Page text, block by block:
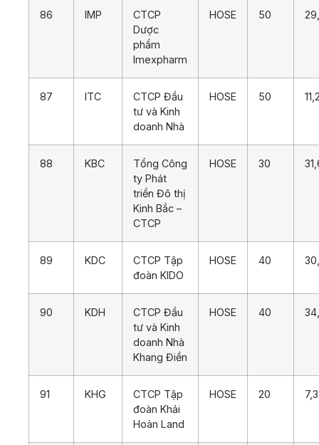
86 IMP
CTCP
Dược
phẩm
Imexpharm
HOSE 50
87 ITC
CTCP Đầu
tư và Kinh
doanh Nhà
HOSE 50
88 KBC
Tổng Công
ty Phát
triển Đô thị
Kinh Bắc –
CTCP
HOSE 30
89 KDC
CTCP Tập
đoàn KIDO
HOSE 40
90 KDH
CTCP Đầu
tư và Kinh
doanh Nhà
Khang Điền
HOSE 40
91 KHG
CTCP Tập
đoàn Khải
Hoàn Land
HOSE 20